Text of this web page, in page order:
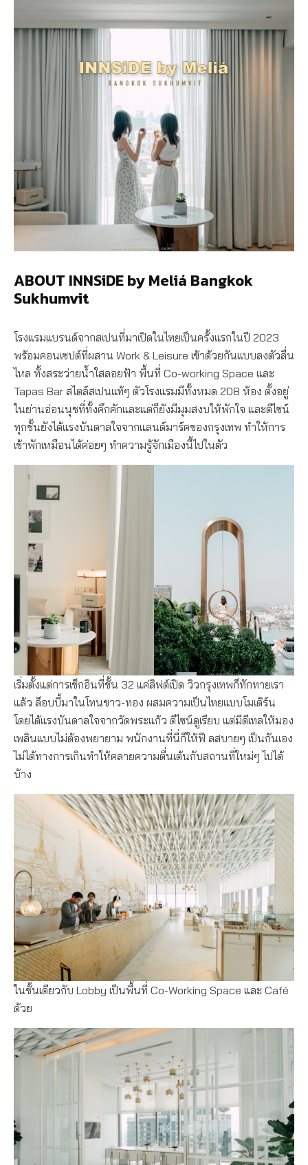
ABOUT INNSiDE by Meliá Bangkok
Sukhumvit
โรงแรมแบรนด์จากสเปนที่มาเปิดในไทยเป็นครั้งแรกในปี 2023
พร้อมคอนเซปต์ที่ผสาน Work & Leisure เข้าด้วยกันแบบลงตัวลื่น
ไหล ทั้งสระว่ายน้ำใสลอยฟ้า พื้นที่ Co-working Space และ
Tapas Bar สไตล์สเปนแท้ๆ ตัวโรงแรมมีทั้งหมด 208 ห้อง ตั้งอยู่
ในย่านอ่อนนุชที่ทั้งคึกคักและแต่ก็ยังมีมุมสงบให้พักใจ และดีไซน์
ทุกชั้นยังได้แรงบันดาลใจจากแลนด์มาร์คของกรุงเทพ ทำให้การ
เข้าพักเหมือนได้ค่อยๆ ทำความรู้จักเมืองนี้ไปในตัว
เริ่มตั้งแต่การเช็กอินที่ชั้น 32 แค่ลิฟต์เปิด วิวกรุงเทพก็ทักทายเรา
แล้ว ล็อบบี้มาในโทนขาว-ทอง ผสมความเป็นไทยแบบโมเดิร์น
โดยได้แรงบันดาลใจจากวัดพระแก้ว ดีไซน์ดูเรียบ แต่มีดีเทลให้มอง
เพลินแบบไม่ต้องพยายาม พนักงานที่นี่ก็ให้ฟี ลสบายๆ เป็นกันเอง
ไม่ได้ทางการเกินทำให้คลายความตื่นเต้นกับสถานที่ใหม่ๆ ไปได้
บ้าง
ในชั้นเดียวกับ Lobby เป็นพื้นที่ Co-Working Space และ Café
ด้วย